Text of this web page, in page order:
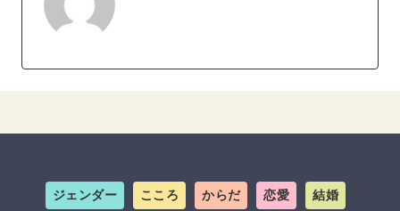
ジェンダー こころ からだ 恋愛 結婚